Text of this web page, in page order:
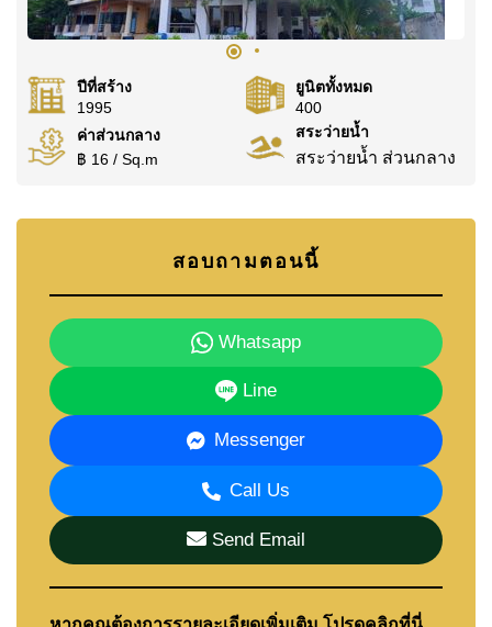
ปีที่สร้าง
1995
ยูนิตทั้งหมด
400
ค่าส่วนกลาง
฿ 16 / Sq.m
สระว่ายน้ำ
สระว่ายน้ำ ส่วนกลาง
สอบถามตอนนี้
Whatsapp
Line
Messenger
Call Us
Send Email